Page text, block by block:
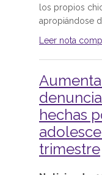
los propios
apropiándose
Leer nota
hechas
trimestre